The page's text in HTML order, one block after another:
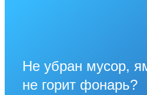
Не убран мусор,
не горит фонарь?